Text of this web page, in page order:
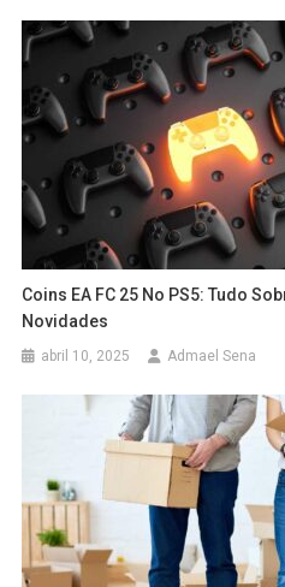
Coins EA FC 25 No PS5: Tudo
Novidades
abril 10, 2025 Admael Sena